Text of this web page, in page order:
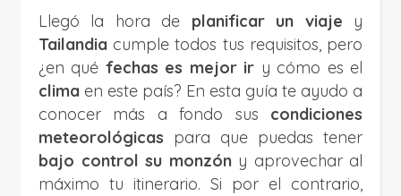
Llegó la hora de planificar un viaje y
Tailandia cumple todos tus requisitos, pero
¿en qué fechas es mejor ir y cómo es el
clima en este país? En esta guía te ayudo a
conocer más a fondo sus condiciones
meteorológicas para que puedas tener
bajo control su monzóny aprovechar al
máximo tu itinerario. Si por el contrario,